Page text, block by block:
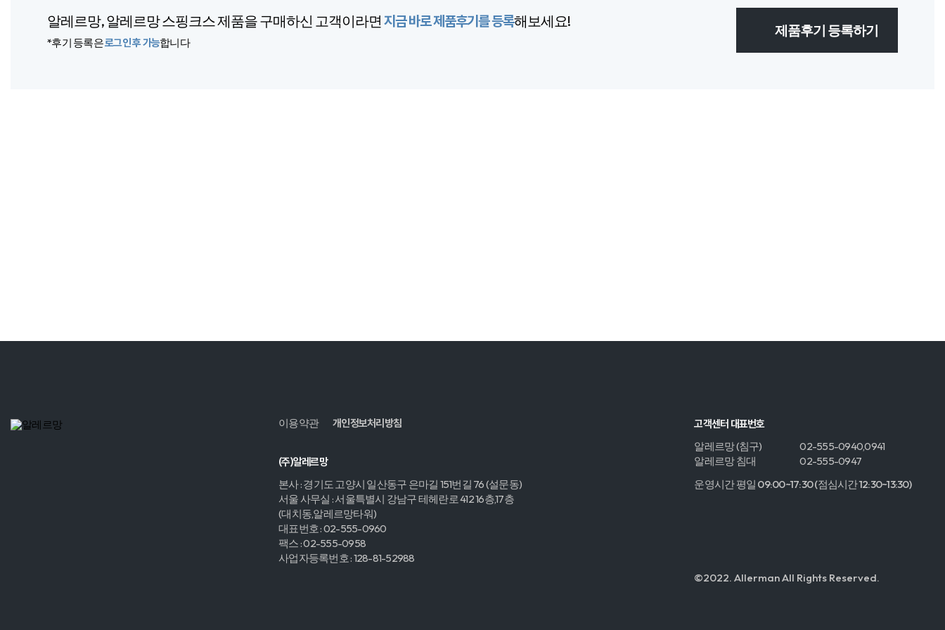
알레르망, 알레르망 스핑크스 제품을 구매하신 고객이라면지금 바로 제품후기를 등록해보세요!​
*후기 등록은로그인 후 가능합니다
제품후기 등록하기
이용약관 개인정보처리방침
(주)알레르망
본사 : 경기도 고양시 일산동구 은마길 151번길 76 (설문동)
서울 사무실 : 서울특별시 강남구 테헤란로 412 16층,17층
(대치동,알레르망타워)
대표번호 : 02-555-0960
팩스 : 02-555-0958
사업자등록번호 : 128-81-52988
고객센터 대표번호
알레르망 (침구)
02-555-0940,0941
알레르망 침대
02-555-0947
운영시간 평일 09:00~17:30 (점심시간 12:30~13:30)
©2022. Allerman All Rights Reserved.